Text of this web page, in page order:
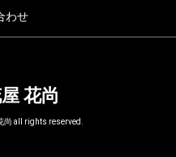
市へヤマト便にて配
タインデー用アレンジ
崎区東田町に配達い
わせ
花尚
all rights reserved.